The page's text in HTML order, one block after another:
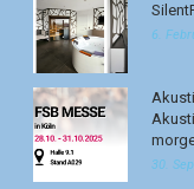
6.
30.